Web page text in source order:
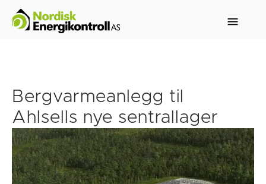
Bergvarmeanlegg til
Ahlsells nye sentrallager